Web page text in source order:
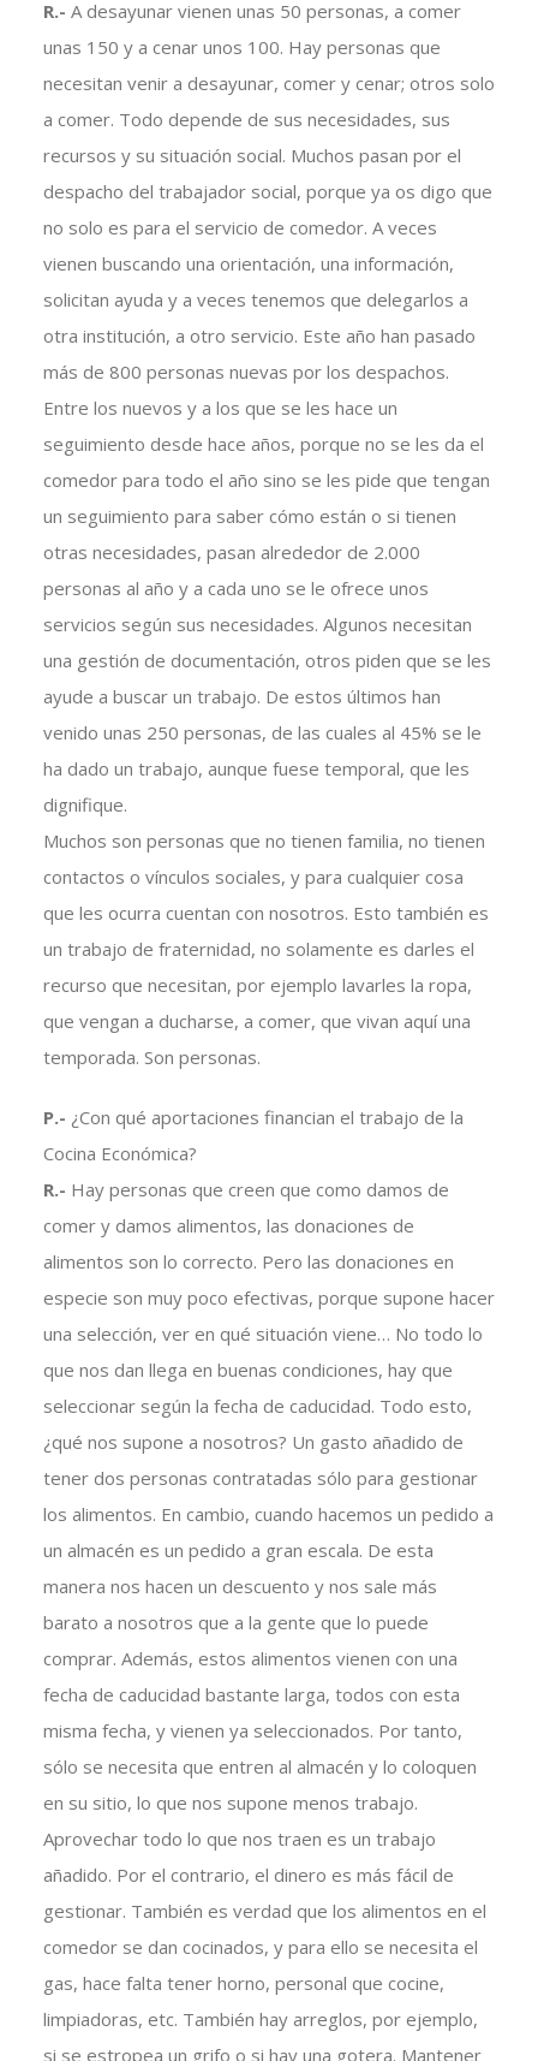
R.- A desayunar vienen unas 50 personas, a comer
unas 150 y a cenar unos 100. Hay personas que
necesitan venir a desayunar, comer y cenar; otros solo
a comer. Todo depende de sus necesidades, sus
recursos y su situación social. Muchos pasan por el
despacho del trabajador social, porque ya os digo que
no solo es para el servicio de comedor. A veces
vienen buscando una orientación, una información,
solicitan ayuda y a veces tenemos que delegarlos a
otra institución, a otro servicio. Este año han pasado
más de 800 personas nuevas por los despachos.
Entre los nuevos y a los que se les hace un
seguimiento desde hace años, porque no se les da el
comedor para todo el año sino se les pide que tengan
un seguimiento para saber cómo están o si tienen
otras necesidades, pasan alrededor de 2.000
personas al año y a cada uno se le ofrece unos
servicios según sus necesidades. Algunos necesitan
una gestión de documentación, otros piden que se les
ayude a buscar un trabajo. De estos últimos han
venido unas 250 personas, de las cuales al 45% se le
ha dado un trabajo, aunque fuese temporal, que les
dignifique.
Muchos son personas que no tienen familia, no tienen
contactos o vínculos sociales, y para cualquier cosa
que les ocurra cuentan con nosotros. Esto también es
un trabajo de fraternidad, no solamente es darles el
recurso que necesitan, por ejemplo lavarles la ropa,
que vengan a ducharse, a comer, que vivan aquí una
temporada. Son personas.
P.- ¿Con qué aportaciones financian el trabajo de la
Cocina Económica?
R.- Hay personas que creen que como damos de
comer y damos alimentos, las donaciones de
alimentos son lo correcto. Pero las donaciones en
especie son muy poco efectivas, porque supone hacer
una selección, ver en qué situación viene… No todo lo
que nos dan llega en buenas condiciones, hay que
seleccionar según la fecha de caducidad. Todo esto,
¿qué nos supone a nosotros? Un gasto añadido de
tener dos personas contratadas sólo para gestionar
los alimentos. En cambio, cuando hacemos un pedido a
un almacén es un pedido a gran escala. De esta
manera nos hacen un descuento y nos sale más
barato a nosotros que a la gente que lo puede
comprar. Además, estos alimentos vienen con una
fecha de caducidad bastante larga, todos con esta
misma fecha, y vienen ya seleccionados. Por tanto,
sólo se necesita que entren al almacén y lo coloquen
en su sitio, lo que nos supone menos trabajo.
Aprovechar todo lo que nos traen es un trabajo
añadido. Por el contrario, el dinero es más fácil de
gestionar. También es verdad que los alimentos en el
comedor se dan cocinados, y para ello se necesita el
gas, hace falta tener horno, personal que cocine,
limpiadoras, etc. También hay arreglos, por ejemplo,
si se estropea un grifo o si hay una gotera. Mantener